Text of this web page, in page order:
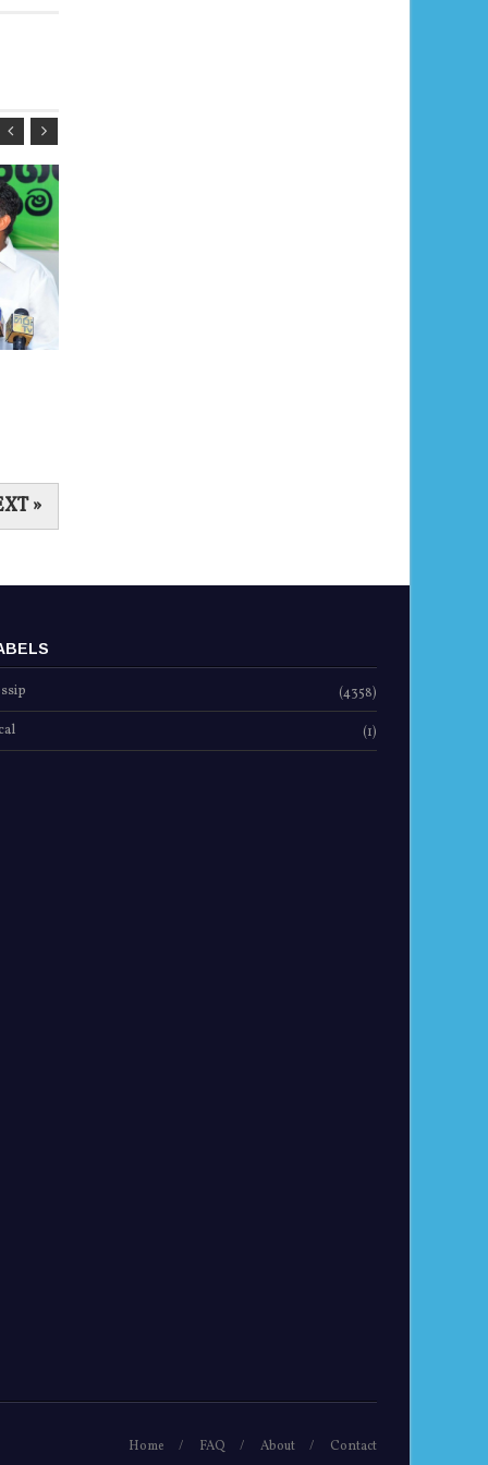
»
(4358)
(1)
Home FAQ About Contact